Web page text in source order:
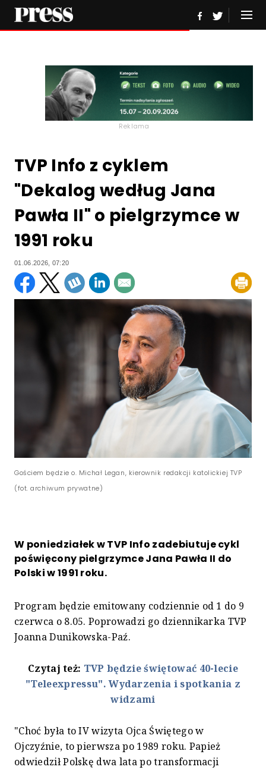
Reklama
TVP Info z cyklem
"Dekalog według Jana
Pawła II" o pielgrzymce w
1991 roku
01.06.2026, 07:20
Gościem będzie o. Michał Legan, kierownik redakcji katolickiej TVP
(fot. archiwum prywatne)
W poniedziałek w TVP Info zadebiutuje cykl
poświęcony pielgrzymce Jana Pawła II do
Polski w 1991 roku.
Program będzie emitowany codziennie od 1 do 9
czerwca o 8.05. Poprowadzi go dziennikarka TVP
Joanna Dunikowska-Paź.
Czytaj też: TVP będzie świętować 40-lecie
"Teleexpressu". Wydarzenia i spotkania z
widzami
"Choć była to IV wizyta Ojca Świętego w
Ojczyźnie, to pierwsza po 1989 roku. Papież
odwiedził Polskę dwa lata po transformacji